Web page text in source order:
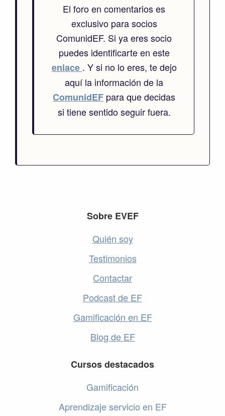
El foro en comentarios es
exclusivo para socios
ComunidEF. Si ya eres socio
puedes identificarte en este
enlace . Y si no lo eres, te dejo
aquí la información de la
ComunidEF para que decidas
si tiene sentido seguir fuera.
Sobre EVEF
Quién soy
Testimonios
Contactar
Podcast de EF
Gamificación en EF
Blog de EF
Cursos destacados
Gamificación
Aprendizaje servicio en EF